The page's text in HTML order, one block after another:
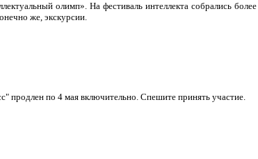
олимп». На фестиваль интеллекта собрались
же, экскурсии.
продлен по 4 мая включительно. Спешите принять участие.